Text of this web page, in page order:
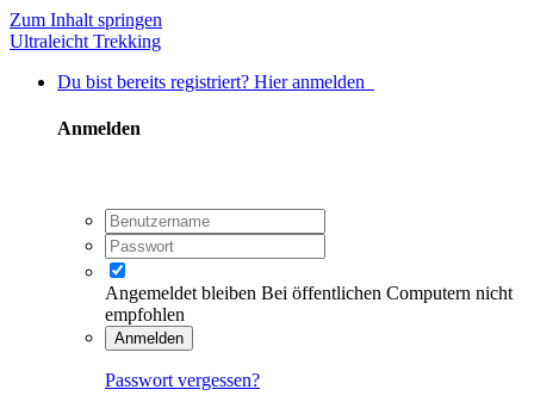
Zum Inhalt springen
Ultraleicht Trekking
Du bist bereits registriert? Hier anmelden
Anmelden
Angemeldet bleiben Bei öffentlichen Computern nicht
empfohlen
Anmelden
Passwort vergessen?